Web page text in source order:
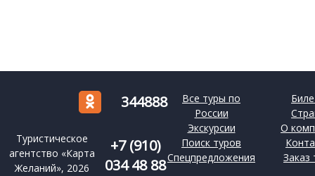
Туристическое
агентство «Карта
Желаний», 2026
Все туры по
России
Экскурсии
Поиск туров
Спецпредложения
О
Заказ
344888
+7 (910)
034 48 88